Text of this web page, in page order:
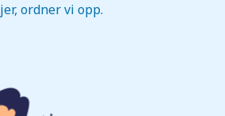
ordner vi opp.